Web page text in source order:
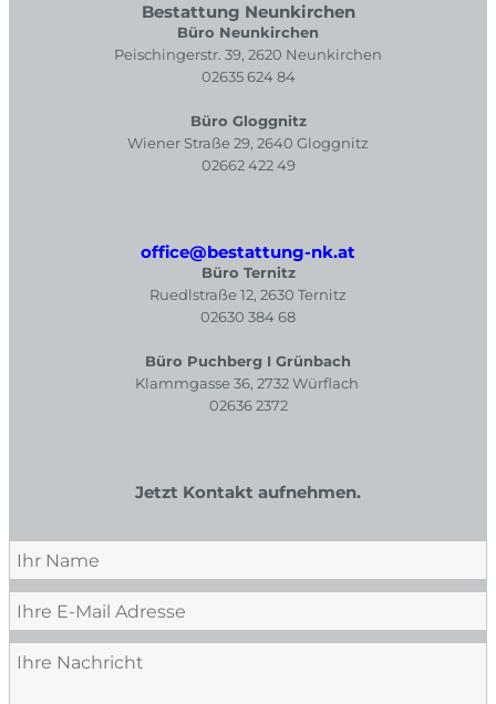
Bestattung Neunkirchen
Büro Neunkirchen
Peischingerstr. 39, 2620 Neunkirchen
02635 624 84
Büro Gloggnitz
Wiener Straße 29, 2640 Gloggnitz
02662 422 49
office@bestattung-nk.at
Büro Ternitz
Ruedlstraße 12, 2630 Ternitz
02630 384 68
Büro Puchberg I Grünbach
Klammgasse 36, 2732 Würflach
02636 2372
Jetzt Kontakt aufnehmen.